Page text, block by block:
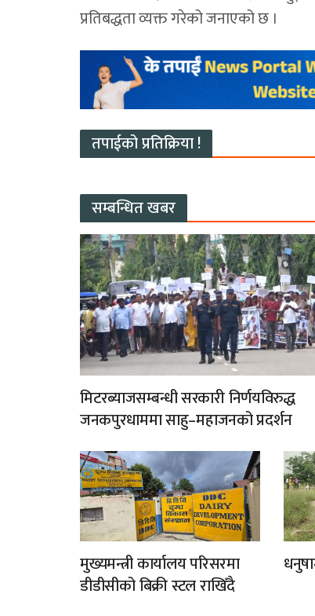
प्रतिबद्धता व्यक्त गरेको जनाएको छ ।
तपाईको प्रतिक्रिया !
सम्बन्धित खबर
मिटरब्याजसम्बन्धी सरकारी निर्णयविरुद्ध
जनकपुरधाममा साहु–महाजनको प्रदर्शन
मुख्यमन्त्री कार्यालय परिसरमा
डीडीसीको बिक्री स्टल राखिँदै